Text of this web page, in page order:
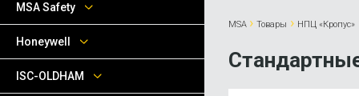
MSA › Товары › НПЦ «Кропус»
MSA Safety
Honeywell
ISC-OLDHAM